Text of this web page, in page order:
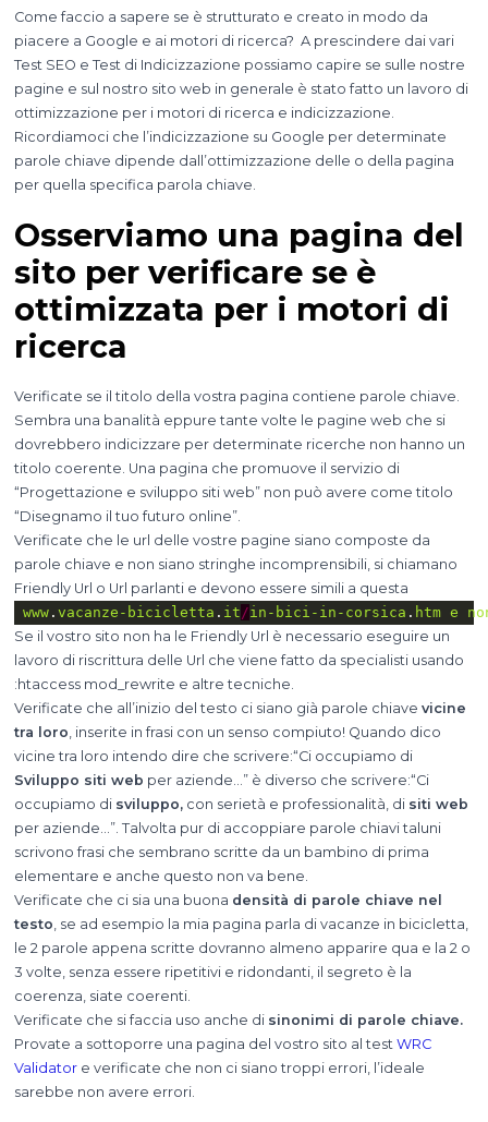
Come faccio a sapere se è strutturato e creato in modo da
piacere a Google e ai motori di ricerca? A prescindere dai vari
Test SEO e Test di Indicizzazione possiamo capire se sulle nostre
pagine e sul nostro sito web in generale è stato fatto un lavoro di
ottimizzazione per i motori di ricerca e indicizzazione.
Ricordiamoci che l’indicizzazione su Google per determinate
parole chiave dipende dall’ottimizzazione delle o della pagina
per quella specifica parola chiave.
Osserviamo una pagina del
sito per verificare se è
ottimizzata per i motori di
ricerca
Verificate se il titolo della vostra pagina contiene parole chiave.
Sembra una banalità eppure tante volte le pagine web che si
dovrebbero indicizzare per determinate ricerche non hanno un
titolo coerente. Una pagina che promuove il servizio di
“Progettazione e sviluppo siti web” non può avere come titolo
“Disegnamo il tuo futuro online”.
Verificate che le url delle vostre pagine siano composte da
parole chiave e non siano stringhe incomprensibili, si chiamano
Friendly Url o Url parlanti e devono essere simili a questa
www. vacanze-bicicletta . it/in-bici-in-corsica . htm e
Se il vostro sito non ha le Friendly Url è necessario eseguire un
lavoro di riscrittura delle Url che viene fatto da specialisti usando
:htaccess mod_rewrite e altre tecniche.
Verificate che all’inizio del testo ci siano già parole chiave vicine
tra loro, inserite in frasi con un senso compiuto! Quando dico
vicine tra loro intendo dire che scrivere:“Ci occupiamo di
Sviluppo siti web per aziende…” è diverso che scrivere:“Ci
occupiamo di sviluppo,con serietà e professionalità, di siti web
per aziende…”. Talvolta pur di accoppiare parole chiavi taluni
scrivono frasi che sembrano scritte da un bambino di prima
elementare e anche questo non va bene.
Verificate che ci sia una buona densità di parole chiave nel
testo, se ad esempio la mia pagina parla di vacanze in bicicletta,
le 2 parole appena scritte dovranno almeno apparire qua e la 2 o
3 volte, senza essere ripetitivi e ridondanti, il segreto è la
coerenza, siate coerenti.
Verificate che si faccia uso anche di sinonimi di parole chiave.
Provate a sottoporre una pagina del vostro sito al test WRC
Validatore verificate che non ci siano troppi errori, l’ideale
sarebbe non avere errori.